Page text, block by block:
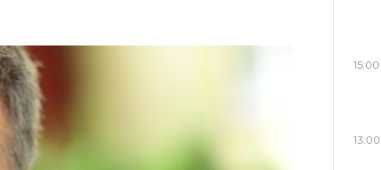
15:00
13:00